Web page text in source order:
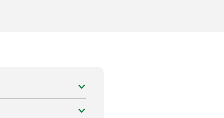
Rent-A-Car
überzeugen